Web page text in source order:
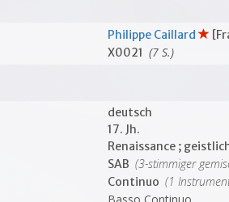
Philippe Caillard
X0021 (7 S.)
deutsch
17. Jh.
Renaissance ;
SAB (3-stimmiger
Continuo (1